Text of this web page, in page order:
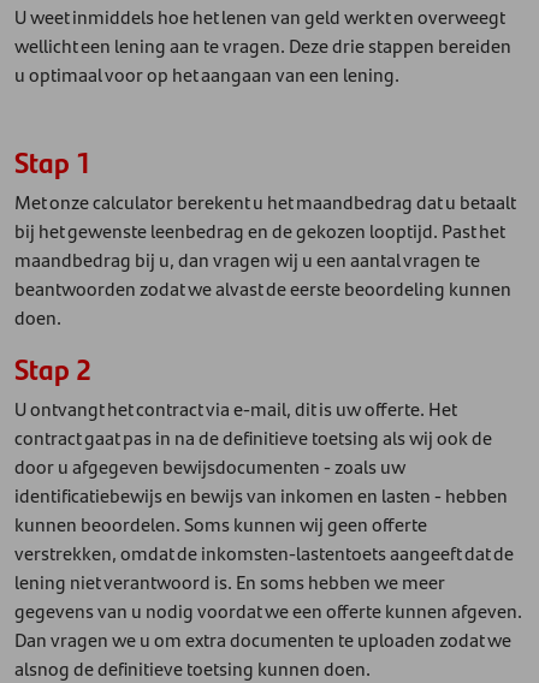
U weet inmiddels hoe het lenen van geld werkt en overweegt
wellicht een lening aan te vragen. Deze drie stappen bereiden
u optimaal voor op het aangaan van een lening.
Stap 1
Met onze calculator berekent u het maandbedrag dat u betaalt
bij het gewenste leenbedrag en de gekozen looptijd. Past het
maandbedrag bij u, dan vragen wij u een aantal vragen te
beantwoorden zodat we alvast de eerste beoordeling kunnen
doen.
Stap 2
U ontvangt het contract via e-mail, dit is uw offerte. Het
contract gaat pas in na de definitieve toetsing als wij ook de
door u afgegeven bewijsdocumenten - zoals uw
identificatiebewijs en bewijs van inkomen en lasten - hebben
kunnen beoordelen. Soms kunnen wij geen offerte
verstrekken, omdat de inkomsten-lastentoets aangeeft dat de
lening niet verantwoord is. En soms hebben we meer
gegevens van u nodig voordat we een offerte kunnen afgeven.
Dan vragen we u om extra documenten te uploaden zodat we
alsnog de definitieve toetsing kunnen doen.